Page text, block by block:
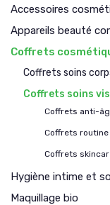
Accessoires
Appareils beauté
Coffrets
Coffrets soins
Coffrets soins
Coffrets anti-
Coffrets
Coffrets
Hygiène intime et
Maquillage bio